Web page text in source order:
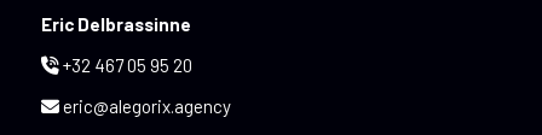
Eric Delbrassinne
+32 467 05 95 20
eric@alegorix.agency